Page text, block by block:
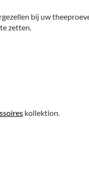
bij uw
zetten.
kollektion.